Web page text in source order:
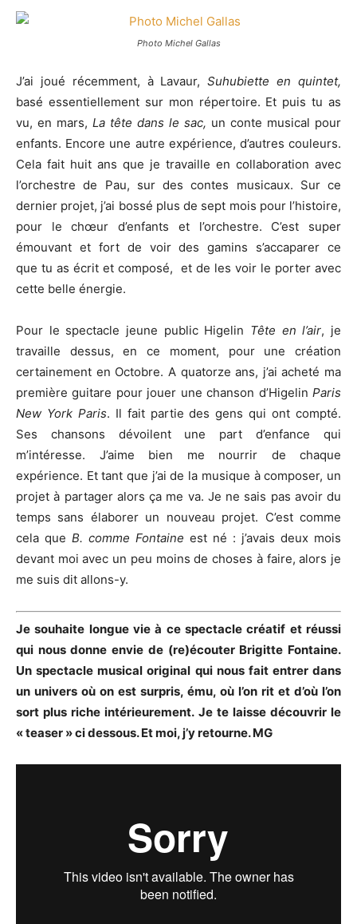
Photo Michel Gallas
J’ai joué récemment, à Lavaur,Suhubiette en quintet,
basé essentiellement sur mon répertoire. Et puis tu as
vu, en mars, La tête dans le sac, un conte musical pour
enfants. Encore une autre expérience, d’autres couleurs.
Cela fait huit ans que je travaille en collaboration avec
l’orchestre de Pau, sur des contes musicaux. Sur ce
dernier projet, j’ai bossé plus de sept mois pour l’histoire,
pour le chœur d’enfants et l’orchestre. C’est super
émouvant et fort de voir des gamins s’accaparer ce
que tu as écrit et composé, et de les voir le porter avec
cette belle énergie.
Pour le spectacle jeune public Higelin Tête en l’air, je
travaille dessus, en ce moment, pour une création
certainement en Octobre. A quatorze ans, j’ai acheté ma
première guitare pour jouer une chanson d’Higelin Paris
New York Paris. Il fait partie des gens qui ont compté.
Ses chansons dévoilent une part d’enfance qui
m’intéresse. J’aime bien me nourrir de chaque
expérience. Et tant que j’ai de la musique à composer, un
projet à partager alors ça me va. Je ne sais pas avoir du
temps sans élaborer un nouveau projet. C’est comme
cela que B. comme Fontaine est né : j’avais deux mois
devant moi avec un peu moins de choses à faire, alors je
me suis dit allons-y.
Je souhaite longue vie à ce spectacle créatif et réussi
qui nous donne envie de (re)écouter Brigitte Fontaine.
Un spectacle musical original qui nous fait entrer dans
un univers où on est surpris, ému, où l’on rit et d’où l’on
sort plus riche intérieurement. Je te laisse découvrir le
« teaser » ci dessous. Et moi, j’y retourne. MG